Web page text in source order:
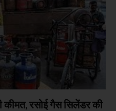
कीमत, रसोई गैस सिलेंडर की